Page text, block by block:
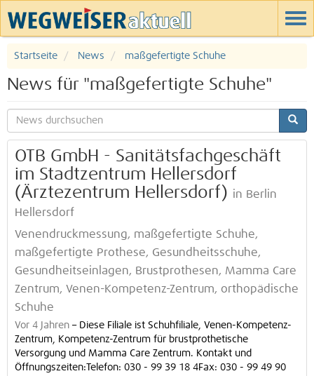
Startseite News maßgefertigte Schuhe
News für "maßgefertigte Schuhe"
OTB GmbH - Sanitätsfachgeschäft
im Stadtzentrum Hellersdorf
(Ärztezentrum Hellersdorf) in Berlin
Hellersdorf
Venendruckmessung, maßgefertigte Schuhe,
maßgefertigte Prothese, Gesundheitsschuhe,
Gesundheitseinlagen, Brustprothesen, Mamma Care
Zentrum, Venen-Kompetenz-Zentrum, orthopädische
Schuhe
Vor 4 Jahren – Diese Filiale ist Schuhfiliale, Venen-Kompetenz-
Zentrum, Kompetenz-Zentrum für brustprothetische
Versorgung und Mamma Care Zentrum. Kontakt und
Öffnungszeiten:Telefon: 030 - 99 39 18 4Fax: 030 - 99 49 90